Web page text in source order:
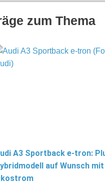
zum Thema
A3 Sportback e-tron:
auf Wunsch mit